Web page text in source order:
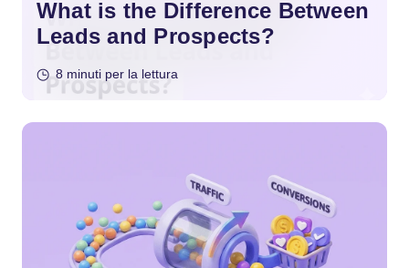
What is the Difference Between
Leads and Prospects?
8 minuti per la lettura